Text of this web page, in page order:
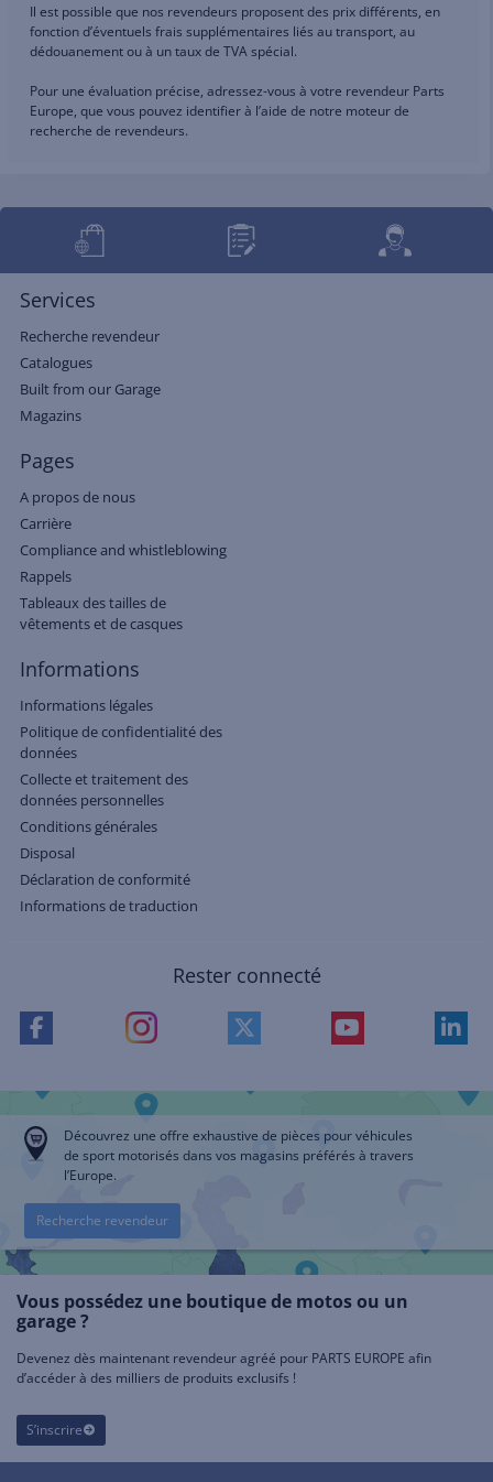
Il est possible que nos revendeurs proposent des prix différents, en
fonction d’éventuels frais supplémentaires liés au transport, au
dédouanement ou à un taux de TVA spécial.
Pour une évaluation précise, adressez-vous à votre revendeur Parts
Europe, que vous pouvez identifier à l’aide de notre moteur de
recherche de revendeurs.
Services
Recherche revendeur
Catalogues
Built from our Garage
Magazins
Pages
A propos de nous
Carrière
Compliance and whistleblowing
Rappels
Tableaux des tailles de
vêtements et de casques
Informations
Informations légales
Politique de confidentialité des
données
Collecte et traitement des
données personnelles
Conditions générales
Disposal
Déclaration de conformité
Informations de traduction
Rester connecté
Découvrez une offre exhaustive de pièces pour véhicules
de sport motorisés dans vos magasins préférés à travers
l’Europe.
Recherche revendeur
Vous possédez une boutique de motos ou un
garage ?
Devenez dès maintenant revendeur agréé pour PARTS EUROPE afin
d’accéder à des milliers de produits exclusifs !
S’inscrire